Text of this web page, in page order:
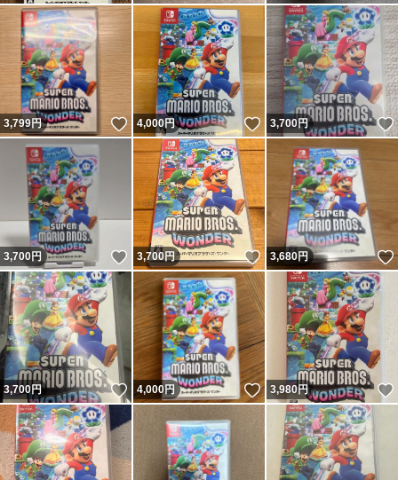
3,799円 いいね！
4,000円 いいね！
3,700円
3,700円 いいね！
3,700円 いいね！
3,680円
3,700円 いいね！
4,000円 いいね！
3,980円